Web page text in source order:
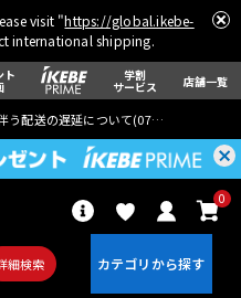
visit "https://global.ikebe-
international shipping.
ト 学割
サービス 店舗一覧
う配送の遅延について(07月29日
細検索
0